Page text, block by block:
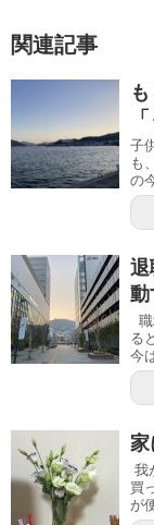
関連記事
子
も
の
退
動
る
今
家
我
買
が